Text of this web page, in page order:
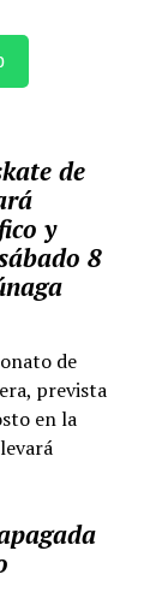
de
y
8
de
prevista
en la